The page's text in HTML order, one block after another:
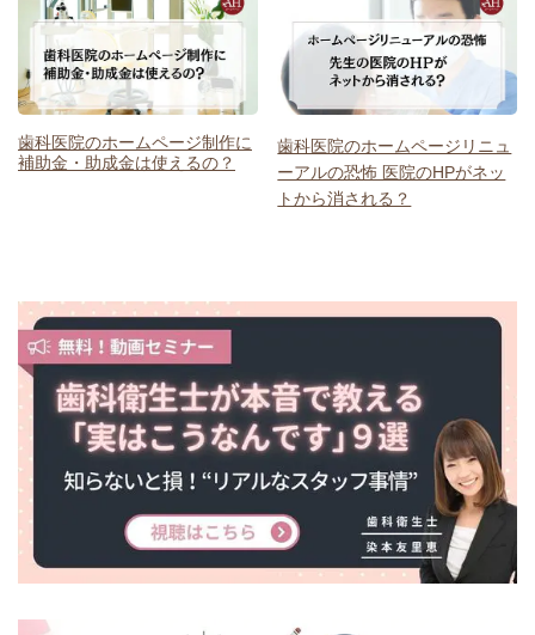
歯科医院のホームページ制作に
補助金・助成金は使えるの？
歯科医院のホームページリニュ
ーアルの恐怖 医院のHPがネッ
トから消される？